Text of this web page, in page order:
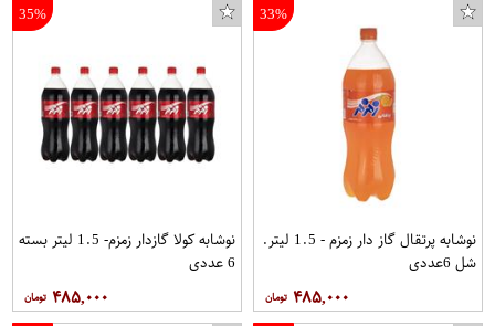
33%
نوشابه پرتقال گاز دار زمزم - 1.5 لیتر.
شل 6عددی
۴۸۵,۰۰۰
35%
نوشابه کولا گازدار زمزم- 1.5 لیتر بسته
6 عددی
۴۸۵,۰۰۰